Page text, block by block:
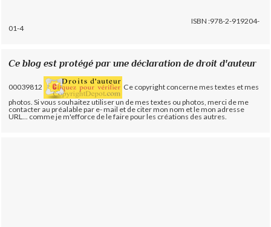
ISBN :978-2-919204-
01-4
Ce blog est protégé par une déclaration de droit d'auteur
00039812
Ce copyright concerne mes textes et mes
photos. Si vous souhaitez utiliser un de mes textes ou photos, merci de me
contacter au préalable par e- mail et de citer mon nom et le mon adresse
URL... comme je m'efforce de le faire pour les créations des autres.